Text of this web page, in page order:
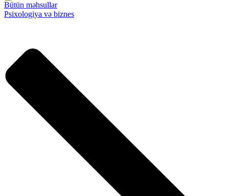
Bütün məhsullar
Psixologiya və biznes